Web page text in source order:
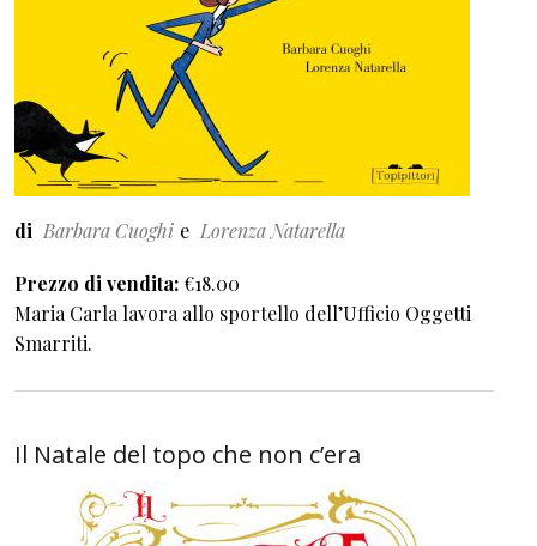
di Barbara Cuoghi Lorenza Natarella
Prezzo di vendita €18.00
Maria Carla lavora allo sportello dell’Ufficio Oggetti
Smarriti.
Il Natale del topo che non c’era